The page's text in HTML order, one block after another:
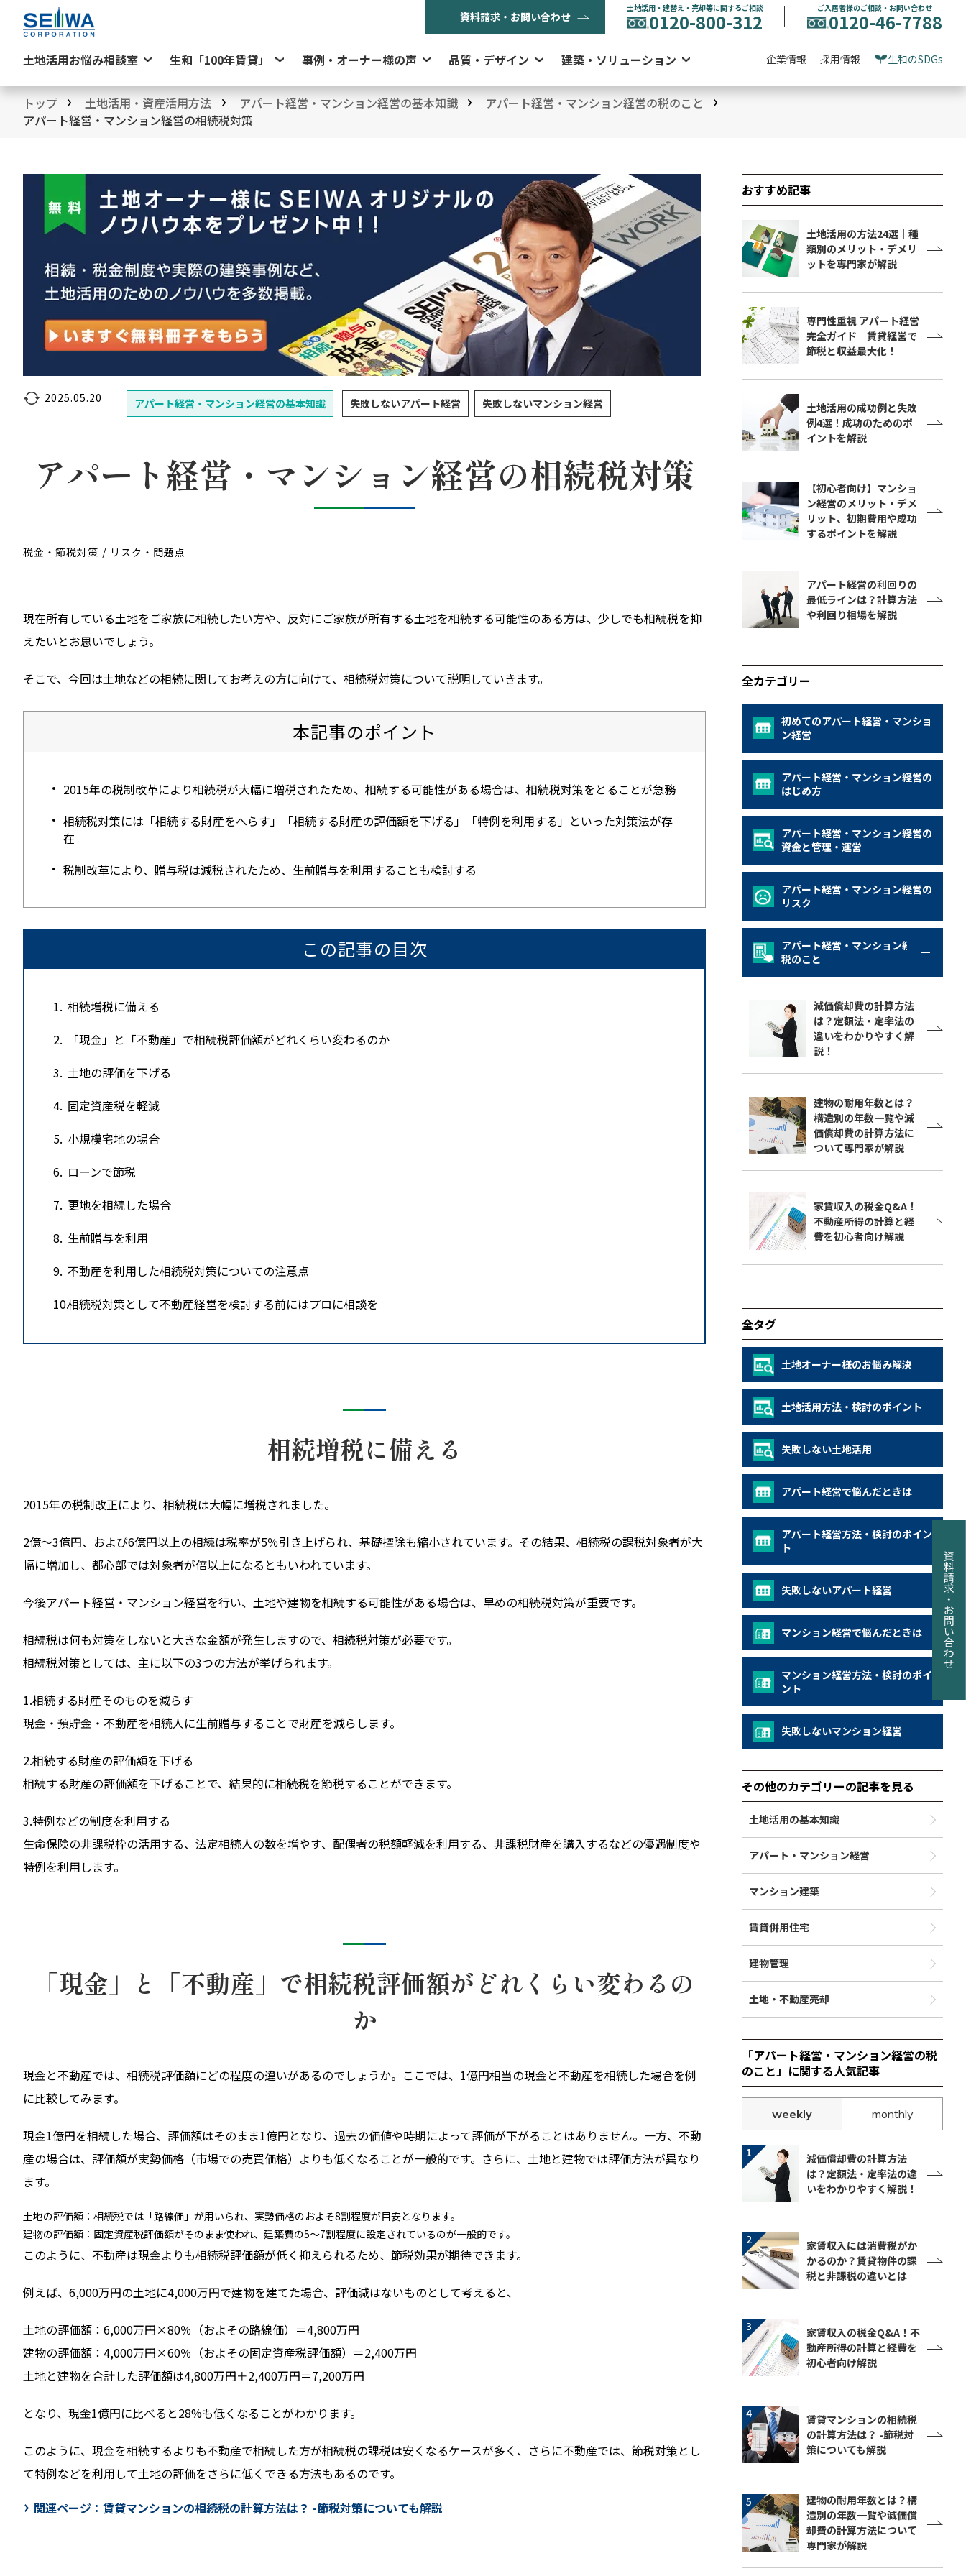
資料請求・お問い合わせ
土地活用・建替え・売却等に関するご相談
0120-800-312
ご入居者様のご相談・お問い合わせ
0120-46-7788
土地活用お悩み相談室 生和「100年賃貸」 事例・オーナー様の声 品質・デザイン 建築・ソリューション 企業情報 採用情報 生和のSDGs
トップ 土地活用・資産活用方法 アパート経営・マンション経営の基本知識
アパート経営・マンション経営の税のこと
アパート経営・マンション経営の相続税対策
2025.05.20 アパート経営・マンション経営の基本知識 失敗しないアパート経営 失敗しないマンション経営
アパート経営・マンション経営の相続税対策
税金・節税対策 リスク・問題点
現在所有している土地をご家族に相続したい方や、反対にご家族が所有する土地を相続する可能性のある方は、少しでも相続税を抑
えたいとお思いでしょう。
そこで、今回は土地などの相続に関してお考えの方に向けて、相続税対策について説明していきます。
本記事のポイント
2015年の税制改革により相続税が大幅に増税されたため、相続する可能性がある場合は、相続税対策をとることが急務
相続税対策には「相続する財産をへらす」「相続する財産の評価額を下げる」「特例を利用する」といった対策法が存
在
税制改革により、贈与税は減税されたため、生前贈与を利用することも検討する
この記事の目次
1 相続増税に備える
2
「現金」と「不動産」で相続税評価額がどれくらい変わるのか
3 土地の評価を下げる
4 固定資産税を軽減
5 小規模宅地の場合
6 ローンで節税
7 更地を相続した場合
8 生前贈与を利用
9 不動産を利用した相続税対策についての注意点
10相続税対策として不動産経営を検討する前にはプロに相談を
相続増税に備える
2015年の税制改正により、相続税は大幅に増税されました。
2億〜3億円、および6億円以上の相続は税率が5％引き上げられ、基礎控除も縮小されています。その結果、相続税の課税対象者が大
幅に増加し、都心部では対象者が倍以上になるともいわれています。
今後アパート経営・マンション経営を行い、土地や建物を相続する可能性がある場合は、早めの相続税対策が重要です。
相続税は何も対策をしないと大きな金額が発生しますので、相続税対策が必要です。
相続税対策としては、主に以下の3つの方法が挙げられます。
1.相続する財産そのものを減らす
現金・預貯金・不動産を相続人に生前贈与することで財産を減らします。
2.相続する財産の評価額を下げる
相続する財産の評価額を下げることで、結果的に相続税を節税することができます。
3.特例などの制度を利用する
生命保険の非課税枠の活用する、法定相続人の数を増やす、配偶者の税額軽減を利用する、非課税財産を購入するなどの優遇制度や
特例を利用します。
「現金」と「不動産」で相続税評価額がどれくらい変わるの
か
現金と不動産では、相続税評価額にどの程度の違いがあるのでしょうか。ここでは、1億円相当の現金と不動産を相続した場合を例
に比較してみます。
現金1億円を相続した場合、評価額はそのまま1億円となり、過去の価値や時期によって評価が下がることはありません。一方、不動
産の場合は、評価額が実勢価格（市場での売買価格）よりも低くなることが一般的です。さらに、土地と建物では評価方法が異なり
ます。
土地の評価額：相続税では「路線価」が用いられ、実勢価格のおよそ8割程度が目安となります。
建物の評価額：固定資産税評価額がそのまま使われ、建築費の5～7割程度に設定されているのが一般的です。
このように、不動産は現金よりも相続税評価額が低く抑えられるため、節税効果が期待できます。
例えば、6,000万円の土地に4,000万円で建物を建てた場合、評価減はないものとして考えると、
土地の評価額：6,000万円×80％（およその路線価）＝4,800万円
建物の評価額：4,000万円×60％（およその固定資産税評価額）＝2,400万円
土地と建物を合計した評価額は4,800万円＋2,400万円＝7,200万円
となり、現金1億円に比べると28%も低くなることがわかります。
このように、現金を相続するよりも不動産で相続した方が相続税の課税は安くなるケースが多く、さらに不動産では、節税対策とし
て特例などを利用して土地の評価をさらに低くできる方法もあるのです。
関連ページ： 賃貸マンションの相続税の計算方法は？ -節税対策についても解説
おすすめ記事
土地活用の方法24選｜種
類別のメリット・デメリ
ットを専門家が解説
専門性重視 アパート経営
完全ガイド｜賃貸経営で
節税と収益最大化！
土地活用の成功例と失敗
例4選！成功のためのポ
イントを解説
【初心者向け】マンショ
ン経営のメリット・デメ
リット、初期費用や成功
するポイントを解説
アパート経営の利回りの
最低ラインは？計算方法
や利回り相場を解説
全カテゴリー
初めてのアパート経営・マンショ
ン経営
アパート経営・マンション経営の
はじめ方
アパート経営・マンション経営の
資金と管理・運営
アパート経営・マンション経営の
リスク
アパート経営・マンション経営の
税のこと
減価償却費の計算方法
は？定額法・定率法の
違いをわかりやすく解
説！
建物の耐用年数とは？
構造別の年数一覧や減
価償却費の計算方法に
ついて専門家が解説
家賃収入の税金Q&A！
不動産所得の計算と経
費を初心者向け解説
全タグ
土地オーナー様のお悩み解決
土地活用方法・検討のポイント
失敗しない土地活用
アパート経営で悩んだときは
アパート経営方法・検討のポイン
ト
失敗しないアパート経営
マンション経営で悩んだときは
マンション経営方法・検討のポイ
ント
失敗しないマンション経営
その他のカテゴリーの記事を見る
土地活用の基本知識
アパート・マンション経営
マンション建築
賃貸併用住宅
建物管理
土地・不動産売却
「アパート経営・マンション経営の税
のこと」に関する人気記事
weekly monthly
減価償却費の計算方法
は？定額法・定率法の違
いをわかりやすく解説！
家賃収入には消費税がか
かるのか？賃貸物件の課
税と非課税の違いとは
家賃収入の税金Q&A！不
動産所得の計算と経費を
初心者向け解説
賃貸マンションの相続税
の計算方法は？ -節税対
策についても解説
建物の耐用年数とは？構
造別の年数一覧や減価償
却費の計算方法について
専門家が解説